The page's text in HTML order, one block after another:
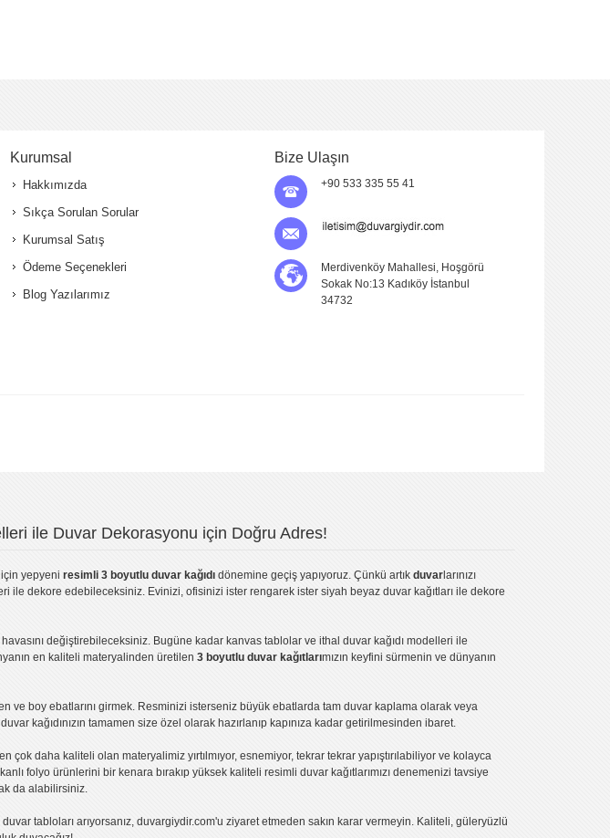
Kurumsal
Hakkımızda
Sıkça Sorulan Sorular
Kurumsal Satış
Ödeme Seçenekleri
Blog Yazılarımız
Bize Ulaşın
+90 533 335 55 41
Merdivenköy Mahallesi, Hoşgörü
Sokak No:13 Kadıköy İstanbul
34732
ile Duvar Dekorasyonu için Doğru Adres!
için yepyeni resimli 3 boyutlu duvar kağıdı dönemine geçiş yapıyoruz. Çünkü artık duvar larınızı
ile dekore edebileceksiniz. Evinizi, ofisinizi ister rengarek ister siyah beyaz duvar kağıtları ile dekore
değiştirebileceksiniz. Bugüne kadar kanvas tablo lar ve ithal duvar kağıdı modelleri ile
en kaliteli materyalinden üretilen 3 boyutlu duvar kağıtlarımızın keyfini sürmenin ve dünyanın
ve boy ebatlarını girmek. Resminizi isterseniz büyük ebatlarda tam duvar kaplama olarak veya
kağıdınızın tamamen size özel olarak hazırlanıp kapınıza kadar getirilmesinden ibaret.
çok daha kaliteli olan materyalimiz yırtılmıyor, esnemiyor, tekrar tekrar yapıştırılabiliyor ve kolayca
folyo ürünlerini bir kenara bırakıp yüksek kaliteli resimli duvar kağıtlarımızı denemenizi tavsiye
da alabilirsiniz.
duvar tabloları arıyorsanız, duvargiydir.com'u ziyaret etmeden sakın karar vermeyin. Kaliteli, güleryüzlü